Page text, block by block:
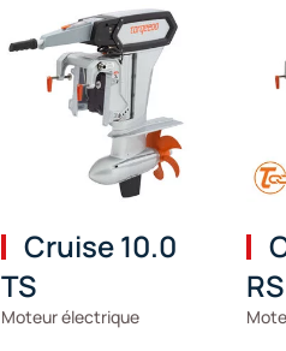
Cruise 10.0
TS
Moteur électrique